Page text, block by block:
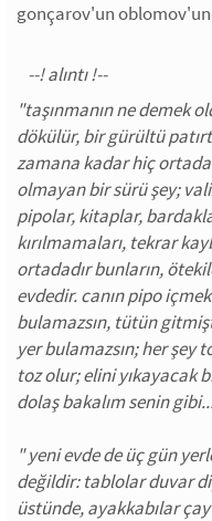
gonçarov'un
"taşınmanın ne demek
dökülür, bir gürültü
zamana kadar hiç ortada
olmayan bir sürü şey;
pipolar, kitaplar,
kırılmamaları, tekrar
ortadadır bunların,
evdedir. canın pipo
bulamazsın, tütün
yer bulamazsın; her şey
toz olur; elini yıkayacak
dolaş bakalım senin
" yeni evde de üç gün
değildir: tablolar duvar
üstünde, ayakkabılar